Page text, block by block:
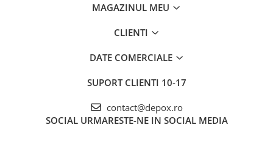
MAGAZINUL MEU
CLIENTI
DATE COMERCIALE
SUPORT CLIENTI 10-17
contact@depox.ro
SOCIAL URMARESTE-NE IN SOCIAL MEDIA